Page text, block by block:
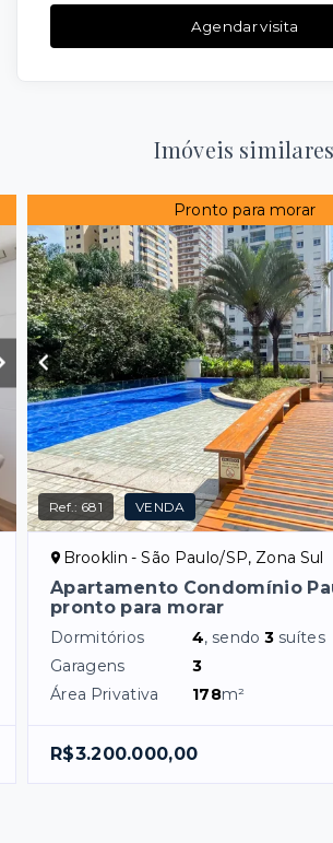
Agendar visita
Imóveis similares
Pronto para morar
Ref.: 681 VENDA
Brooklin - São Paulo/SP, Zona Sul
Apartamento Condomínio
pronto para morar
Dormitórios 4, sendo3 suítes
Garagens
3
Área Privativa
178m²
R$3.200.000,00